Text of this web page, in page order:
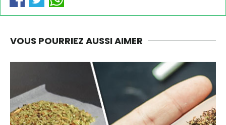
VOUS POURRIEZ AUSSI AIMER